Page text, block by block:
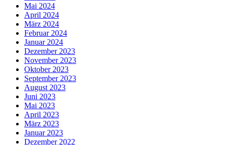
Mai 2024
April 2024
März 2024
Februar 2024
Januar 2024
Dezember 2023
November 2023
Oktober 2023
September 2023
August 2023
Juni 2023
Mai 2023
April 2023
März 2023
Januar 2023
Dezember 2022